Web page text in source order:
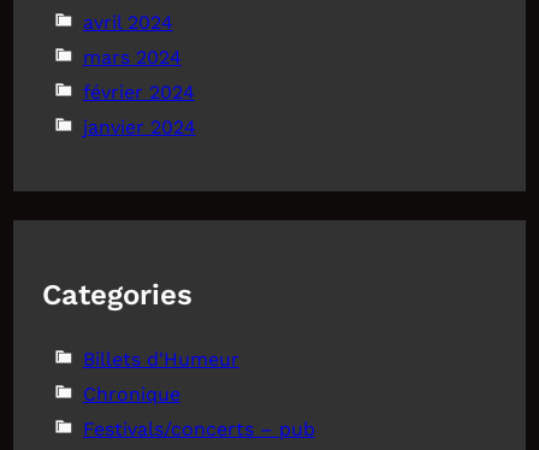
avril 2024
mars 2024
février 2024
janvier 2024
Categories
Billets d'Humeur
Chronique
Festivals/concerts – pub